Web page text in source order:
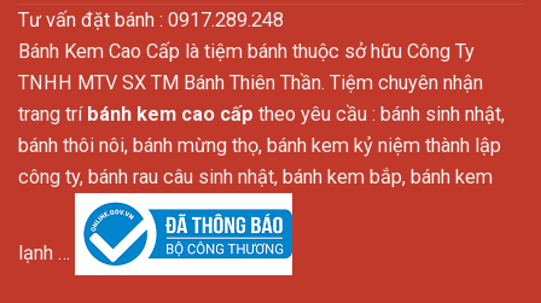
Tư vấn đặt bánh : 0917.289.248
Bánh Kem Cao Cấp là tiệm bánh thuộc sở hữu Công Ty
TNHH MTV SX TM Bánh Thiên Thần. Tiệm chuyên nhận
trang trí bánh kem cao cấp theo yêu cầu : bánh sinh nhật,
bánh thôi nôi, bánh mừng thọ, bánh kem kỷ niệm thành lập
công ty, bánh rau câu sinh nhật, bánh kem bắp, bánh kem
lạnh …